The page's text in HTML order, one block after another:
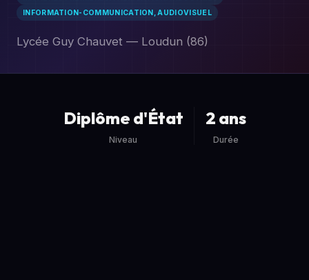
INFORMATION-COMMUNICATION, AUDIOVISUEL
Lycée Guy Chauvet — Loudun (86)
Diplôme d'État
Niveau
2 ans
Durée